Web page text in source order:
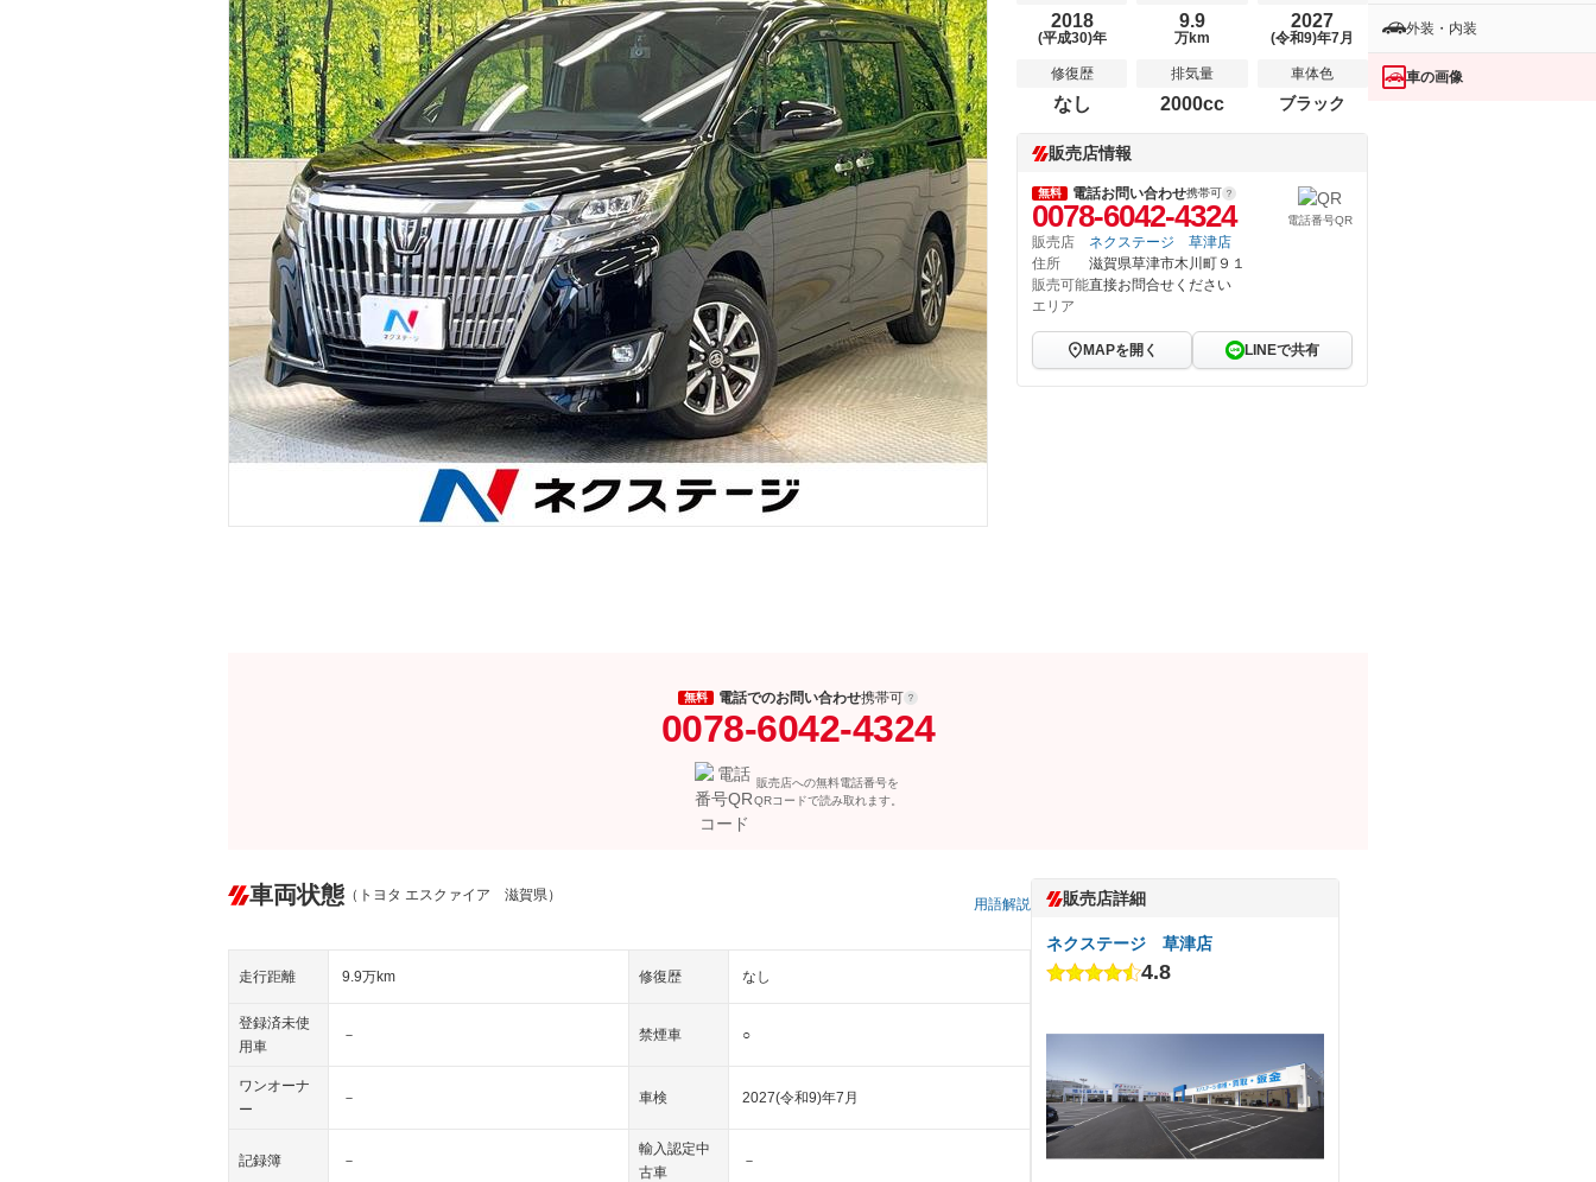
2018
(平成30)年
9.9
万km
2027
(令和9)年7月
修復歴
なし
排気量
2000cc
車体色
ブラック
販売店情報
無料 電話お問い合わせ携帯可
0078-6042-4324 電話番号QR
販売店
ネクステージ 草津店
住所
滋賀県草津市木川町９１
販売可能
エリア
直接お問合せください
MAPを開く LINEで共有
無料 電話でのお問い合わせ携帯可
0078-6042-4324
販売店への無料電話番号を
QRコードで読み取れます。
車両状態 （トヨタ エスクァイア 滋賀県）
用語解説
走行距離 9.9万km 修復歴 なし
登録済未使
用車
－ 禁煙車 ○
ワンオーナ
ー
－ 車検 2027(令和9)年7月
記録簿 －
輸入認定中
古車
－
販売店詳細
ネクステージ 草津店
4.8
外装・内装
車の画像